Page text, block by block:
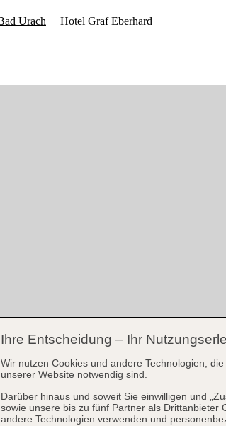
Ihre Entscheidung – Ihr
Wir nutzen Cookies und andere Technologien,
unserer Website notwendig sind.
Darüber hinaus und soweit Sie einwilligen und
sowie unsere bis zu fünf Partner als Drittanbieter
andere Technologien verwenden und